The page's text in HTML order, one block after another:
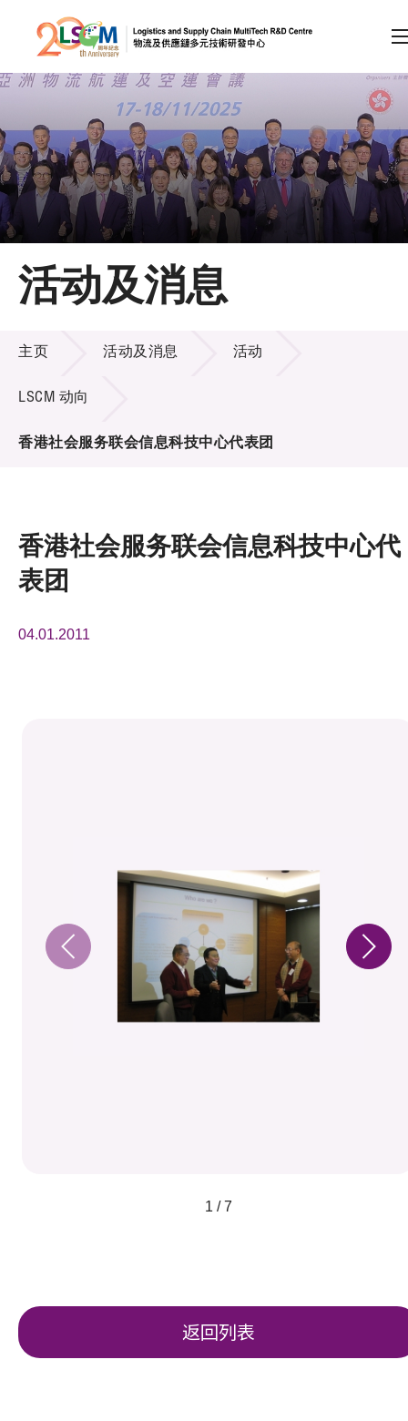
跳到内容（按回车键）
会员登录
A A EN 繁 简
主页
关于LSCM
技术商品化
项目及资助计划
新闻中心
活动及消息
活动及消息
主页 活动及消息 活动
LSCM 动向
香港社会服务联会信息科技中心代表团
香港社会服务联会信息科技中心代
表团
04.01.2011
1 / 7
返回列表